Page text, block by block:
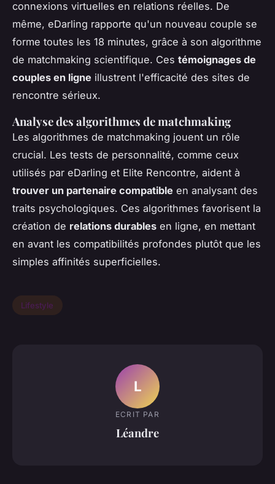
connexions virtuelles en relations réelles. De
même, eDarling rapporte qu'un nouveau couple se
forme toutes les 18 minutes, grâce à son algorithme
de matchmaking scientifique. Ces témoignages de
couples en ligne illustrent l'efficacité des sites de
rencontre sérieux.
Analyse des algorithmes de matchmaking
Les algorithmes de matchmaking jouent un rôle
crucial. Les tests de personnalité, comme ceux
utilisés par eDarling et Elite Rencontre, aident à
trouver un partenaire compatible en analysant des
traits psychologiques. Ces algorithmes favorisent la
création de relations durables en ligne, en mettant
en avant les compatibilités profondes plutôt que les
simples affinités superficielles.
Lifestyle
L
ECRIT PAR
Léandre